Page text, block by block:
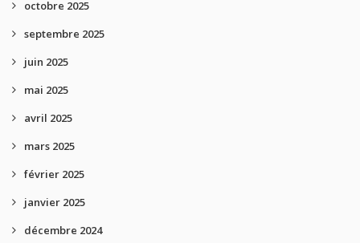
octobre 2025
septembre 2025
juin 2025
mai 2025
avril 2025
mars 2025
février 2025
janvier 2025
décembre 2024